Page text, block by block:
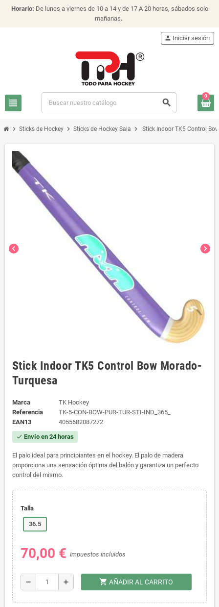
Horario: De lunes a viernes de 10 a 14 y de 17 A 20 horas, sábados solo
mañanas.
view_headline search
person Iniciar sesión
0
chevron_right Sticks de Hockey chevron_right Sticks de Hockey Sala chevron_right Stick Indoor TK5 Control
chevron_left chevron_right
Stick Indoor TK5 Control Bow Morado-
Turquesa
Marca
TK Hockey
Referencia
TK-5-CON-BOW-PUR-TUR-STI-IND_365_
EAN13
4055682087272
check Envío en 24 horas
El palo ideal para principiantes en el hockey. El palo de madera
proporciona una sensación óptima del balón y garantiza un perfecto
control del mismo.
Talla
36.5
70,00 € Impuestos incluidos
remove add shopping_cart AÑADIR AL CARRITO